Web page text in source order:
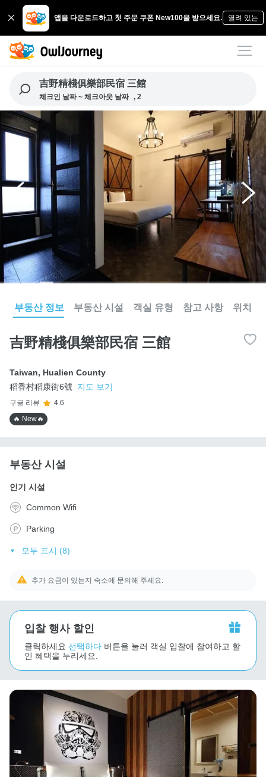
앱을 다운로드하고 첫 주문 쿠폰 New100을 받으세요. 열려 있는
吉野精棧俱樂部民宿 三館
체크인 날짜 ~ 체크아웃 날짜 , 2
부동산 정보 부동산 시설 객실 유형 참고 사항 위치
吉野精棧俱樂部民宿 三館
Taiwan, Hualien County
稻香村稻康街6號
지도 보기
구글 리뷰
4.6
🔥 New🔥
부동산 시설
인기 시설
Common Wifi
Parking
모두 표시 (8)
추가 요금이 있는지 숙소에 문의해 주세요.
입찰 행사 할인
클릭하세요 선택하다 버튼을 눌러 객실 입찰에 참여하고 할
인 혜택을 누리세요.